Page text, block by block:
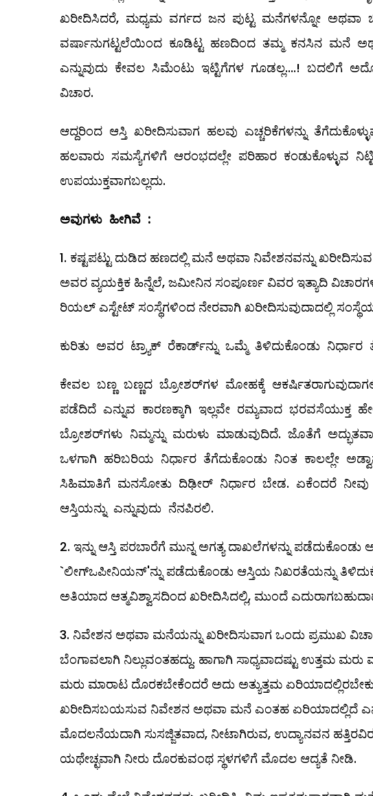
ಖರೀದಿಸಿದರೆ, ಮಧ್ಯಮ ವರ್ಗದ ಜನ ಪುಟ್ಟ ಮನೆಗಳನ್ನೋ ಅಥವಾ
ವರ್ಷಾನುಗಟ್ಟಲೆಯಿಂದ ಕೂಡಿಟ್ಟ ಹಣದಿಂದ ತಮ್ಮ ಕನಸಿನ ಮನೆ
ಎನ್ನುವುದು ಕೇವಲ ಸಿಮೆಂಟು ಇಟ್ಟಿಗೆಗಳ ಗೂಡಲ್ಲ....! ಬದಲಿಗೆ
ವಿಚಾರ.
ಆದ್ದರಿಂದ ಆಸ್ತಿ ಖರೀದಿಸುವಾಗ ಹಲವು ಎಚ್ಚರಿಕೆಗಳನ್ನು
ಹಲವಾರು ಸಮಸ್ಯೆಗಳಿಗೆ ಆರಂಭದಲ್ಲೇ ಪರಿಹಾರ ಕಂಡುಕೊಳ್ಳುವ
ಉಪಯುಕ್ತವಾಗಬಲ್ಲದು.
ಅವುಗಳು ಹೀಗಿವೆ :
ಕಷ್ಟಪಟ್ಟು ದುಡಿದ ಹಣದಲ್ಲಿ ಮನೆ ಅಥವಾ ನಿವೇಶನವನ್ನು
ಅವರ ವ್ಯಯಕ್ತಿಕ ಹಿನ್ನೆಲೆ, ಜಮೀನಿನ ಸಂಪೂರ್ಣ ವಿವರ ಇತ್ಯಾದಿ
ರಿಯಲ್ ಎಸ್ಟೇಟ್‌ ಸಂಸ್ಥೆಗಳಿಂದ ನೇರವಾಗಿ ಖರೀದಿಸುವುದಾದಲ್ಲಿ
ಕುರಿತು ಅವರ ಟ್ರ್ಯಾಕ್‌ ರೆಕಾರ್ಡ್‌ನ್ನು ಒಮ್ಮೆ ತಿಳಿದುಕೊಂಡು ನಿರ್ಧಾರ
ಕೇವಲ ಬಣ್ಣ ಬಣ್ಣದ ಬ್ರೋಶರ್‌ಗಳ ಮೋಹಕ್ಕೆ
ಪಡೆದಿದೆ ಎನ್ನುವ ಕಾರಣಕ್ಕಾಗಿ ಇಲ್ಲವೇ ರಮ್ಯವಾದ ಭರವಸೆಯುಕ್ತ
ಬ್ರೋಶರ್‌ಗಳು ನಿಮ್ಮನ್ನು ಮರುಳು ಮಾಡುವುದಿದೆ. ಜೊತೆಗೆ
ಒಳಗಾಗಿ ಹರಿಬರಿಯ ನಿರ್ಧಾರ ತೆಗೆದುಕೊಂಡು ನಿಂತ ಕಾಲಲ್ಲೇ
ಸಿಹಿಮಾತಿಗೆ ಮನಸೋತು ದಿಢೀರ್‌ ನಿರ್ಧಾರ ಬೇಡ. ಏಕೆಂದರೆ ನೀವು
ಆಸ್ತಿಯನ್ನು ಎನ್ನುವುದು ನೆನಪಿರಲಿ.
ಇನ್ನು ಆಸ್ತಿ ಪರಬಾರೆಗೆ ಮುನ್ನ ಅಗತ್ಯ ದಾಖಲೆಗಳನ್ನು
`ಲೀಗ್‌ಒಪೀನಿಯನ್‌'ನ್ನು ಪಡೆದುಕೊಂಡು ಆಸ್ತಿಯ ನಿಖರತೆಯನ್ನು
ಅತಿಯಾದ ಆತ್ಮವಿಶ್ವಾಸದಿಂದ ಖರೀದಿಸಿದಲ್ಲಿ, ಮುಂದೆ ಎದುರಾಗಬಹುದಾದ
ನಿವೇಶನ ಅಥವಾ ಮನೆಯನ್ನು ಖರೀದಿಸುವಾಗ ಒಂದು ಪ್ರಮುಖ
ಬೆಂಗಾವಲಾಗಿ ನಿಲ್ಲುವಂತಹದ್ದು. ಹಾಗಾಗಿ ಸಾಧ್ಯವಾದಷ್ಟು ಉತ್ತಮ
ಮರು ಮಾರಾಟ ದೊರಕಬೇಕೆಂದರೆ ಅದು ಅತ್ಯುತ್ತಮ
ಖರೀದಿಸಬಯಸುವ ನಿವೇಶನ ಅಥವಾ ಮನೆ ಎಂತಹ ಏರಿಯಾದಲ್ಲಿದೆ
ಮೊದಲನೆಯದಾಗಿ ಸುಸಜ್ಜಿತವಾದ, ನೀಟಾಗಿರುವ, ಉದ್ಯಾನವನ
ಯಥೇಚ್ಛವಾಗಿ ನೀರು ದೊರಕುವಂಥ ಸ್ಥಳಗಳಿಗೆ ಮೊದಲ ಆದ್ಯತೆ ನೀಡಿ.